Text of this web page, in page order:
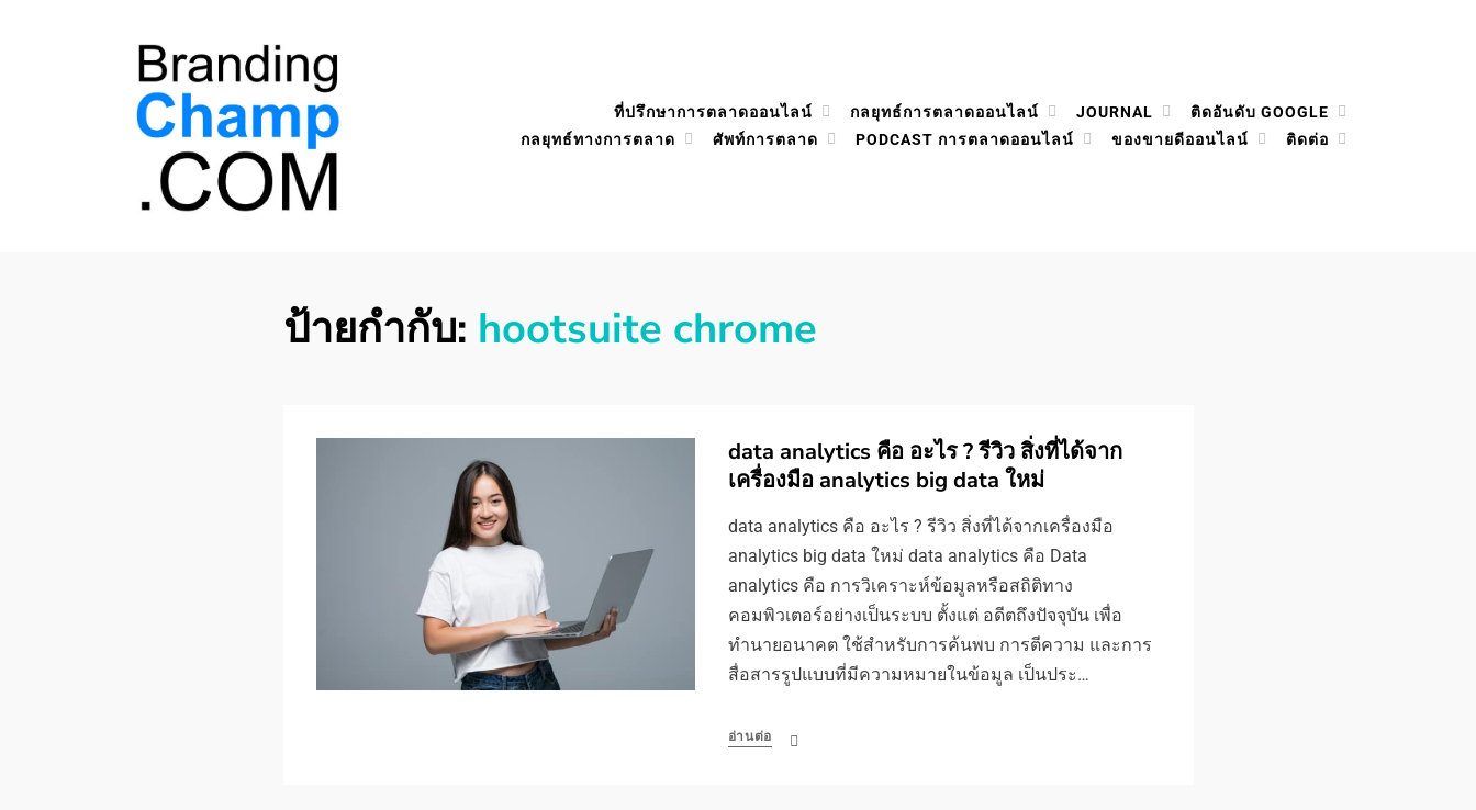
ที่ปรึกษาการตลาดออนไลน์ กลยุทธ์การตลาดออนไลน์ JOURNAL
ติดอันดับ GOOGLE
กลยุทธ์ทางการตลาด
ศัพท์การตลาด PODCAST การตลาดออนไลน์ ของขายดีออนไลน์ ติดต่อ
ป้ายกำกับ: hootsuite chrome
data analytics คือ อะไร ? รีวิว สิ่งที่ได้จาก
เครื่องมือ analytics big data ใหม่
data analytics คือ อะไร ? รีวิว สิ่งที่ได้จากเครื่องมือ
analytics big data ใหม่ data analytics คือ Data
analytics คือ การวิเคราะห์ข้อมูลหรือสถิติทาง
คอมพิวเตอร์อย่างเป็นระบบ ตั้งแต่ อดีตถึงปัจจุบัน เพื่อ
ทำนายอนาคต ใช้สำหรับการค้นพบ การตีความ และการ
สื่อสารรูปแบบที่มีความหมายในข้อมูล เป็นประ…
อ่านต่อ